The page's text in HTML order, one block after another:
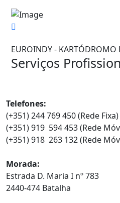
EUROINDY - KARTÓDROMO
Serviços
Telefones:
(+351) 244 769 450 (Rede Fixa)
(+351) 919 594 453 (Rede
(+351) 918 263 132 (Rede
Morada:
Estrada D. Maria I nº 783
2440-474 Batalha